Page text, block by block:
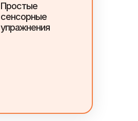
Простые
сенсорные
упражнения